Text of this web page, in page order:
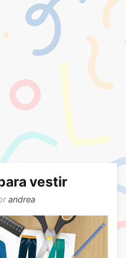
vestir
andrea